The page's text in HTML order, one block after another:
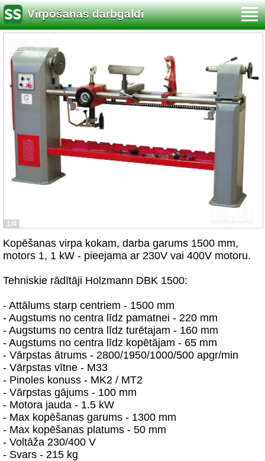
Virpošanas darbgaldi
1/4
Kopēšanas virpa kokam, darba garums 1500 mm,
motors 1, 1 kW - pieejama ar 230V vai 400V motoru.
Tehniskie rādītāji Holzmann DBK 1500:
- Attālums starp centriem - 1500 mm
- Augstums no centra līdz pamatnei - 220 mm
- Augstums no centra līdz turētajam - 160 mm
- Augstums no centra līdz kopētājam - 65 mm
- Vārpstas ātrums - 2800/1950/1000/500 apgr/min
- Vārpstas vītne - M33
- Pinoles konuss - MK2 / MT2
- Vārpstas gājums - 100 mm
- Motora jauda - 1.5 kW
- Max kopēšanas garums - 1300 mm
- Max kopēšanas platums - 50 mm
- Voltāža 230/400 V
- Svars - 215 kg